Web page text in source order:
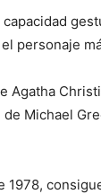
personaje
Agatha
Michael
1978,